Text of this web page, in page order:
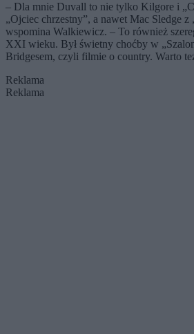
– Dla mnie Duvall to nie tylko Kilgore i
„Ojciec chrzestny”, a nawet Mac Sledge z
wspomina Walkiewicz. – To również
XXI wieku. Był świetny choćby w
Bridgesem, czyli filmie o country. Warto
Reklama
Reklama